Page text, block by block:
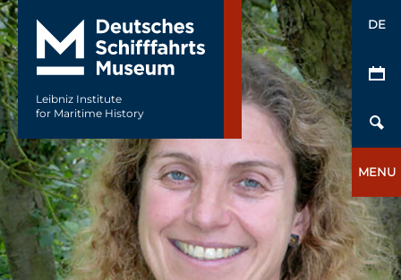
Leibniz Institute
for Maritime History
DE
MENU